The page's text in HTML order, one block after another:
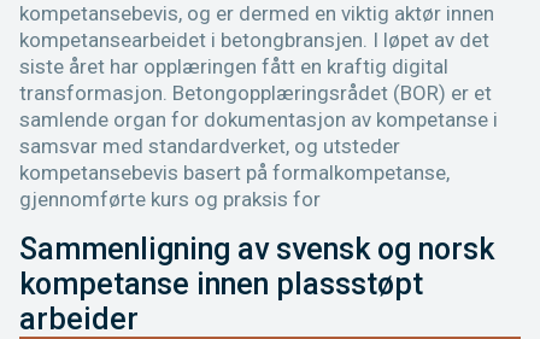
kompetansebevis, og er dermed en viktig aktør innen
kompetansearbeidet i betongbransjen. I løpet av det
siste året har opplæringen fått en kraftig digital
transformasjon. Betongopplæringsrådet (BOR) er et
samlende organ for dokumentasjon av kompetanse i
samsvar med standardverket, og utsteder
kompetansebevis basert på formalkompetanse,
gjennomførte kurs og praksis for
Sammenligning av svensk og norsk
kompetanse innen plassstøpt
arbeider